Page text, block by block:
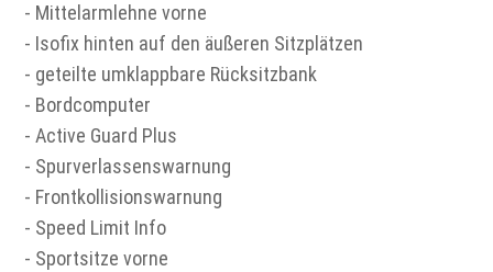
- Mittelarmlehne vorne
- Isofix hinten auf den äußeren Sitzplätzen
- geteilte umklappbare Rücksitzbank
- Bordcomputer
- Active Guard Plus
- Spurverlassenswarnung
- Frontkollisionswarnung
- Speed Limit Info
- Sportsitze vorne